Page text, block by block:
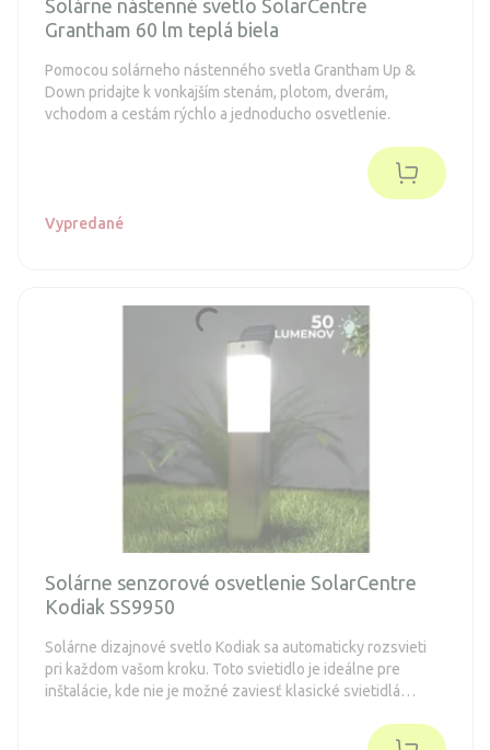
Solárne nástenné svetlo SolarCentre
Grantham 60 lm teplá biela
Pomocou solárneho nástenného svetla Grantham Up &
Down pridajte k vonkajším stenám, plotom, dverám,
vchodom a cestám rýchlo a jednoducho osvetlenie.
Vypredané
Solárne senzorové osvetlenie SolarCentre
Kodiak SS9950
Solárne dizajnové svetlo Kodiak sa automaticky rozsvieti
pri každom vašom kroku. Toto svietidlo je ideálne pre
inštalácie, kde nie je možné zaviesť klasické svietidlá